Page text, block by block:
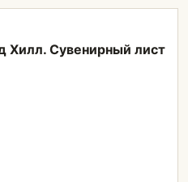
Хилл. Сувенирный лист